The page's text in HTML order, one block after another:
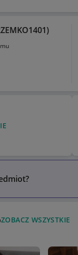
ZOBACZ WSZYSTKIE